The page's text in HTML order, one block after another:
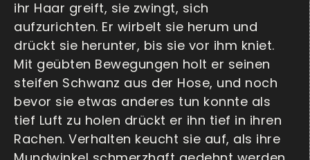
ihr Haar greift, sie zwingt, sich
aufzurichten. Er wirbelt sie herum und
drückt sie herunter, bis sie vor ihm kniet.
Mit geübten Bewegungen holt er seinen
steifen Schwanz aus der Hose, und noch
bevor sie etwas anderes tun konnte als
tief Luft zu holen drückt er ihn tief in ihren
Rachen. Verhalten keucht sie auf, als ihre